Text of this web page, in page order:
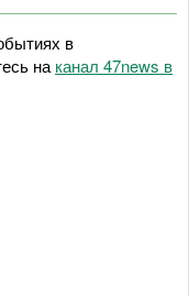
в
на канал 47news в